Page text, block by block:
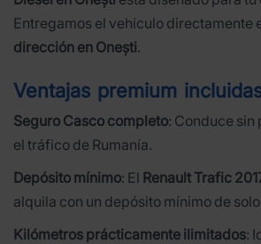
Entregamos el vehículo directamente
dirección en Onești.
Ventajas premium
Seguro Casco completo: Conduce sin
el tráfico de Rumanía.
Depósito mínimo: El Renault Trafic
alquila con un depósito mínimo de
Kilómetros prácticamente ilimitados: